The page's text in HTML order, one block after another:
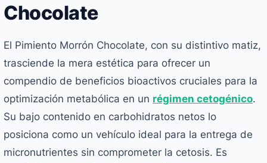
Chocolate
El Pimiento Morrón Chocolate, con su distintivo matiz,
trasciende la mera estética para ofrecer un
compendio de beneficios bioactivos cruciales para la
optimización metabólica en un régimen cetogénico.
Su bajo contenido en carbohidratos netos lo
posiciona como un vehículo ideal para la entrega de
micronutrientes sin comprometer la cetosis. Es